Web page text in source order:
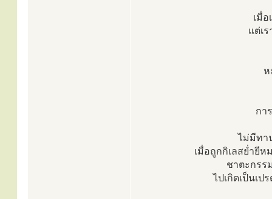
เมื่
แต่เ
ห
กา
ไม่มีทา
เมื่อถูกกิเลสย่ำยี
ชาตะกรร
ไปเกิดเป็นเป